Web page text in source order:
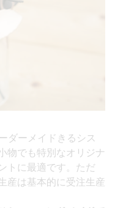
ダーメイドきるシス
物でも特別なオリジナ
トに最適です。ただ
産は基本的に受注生産